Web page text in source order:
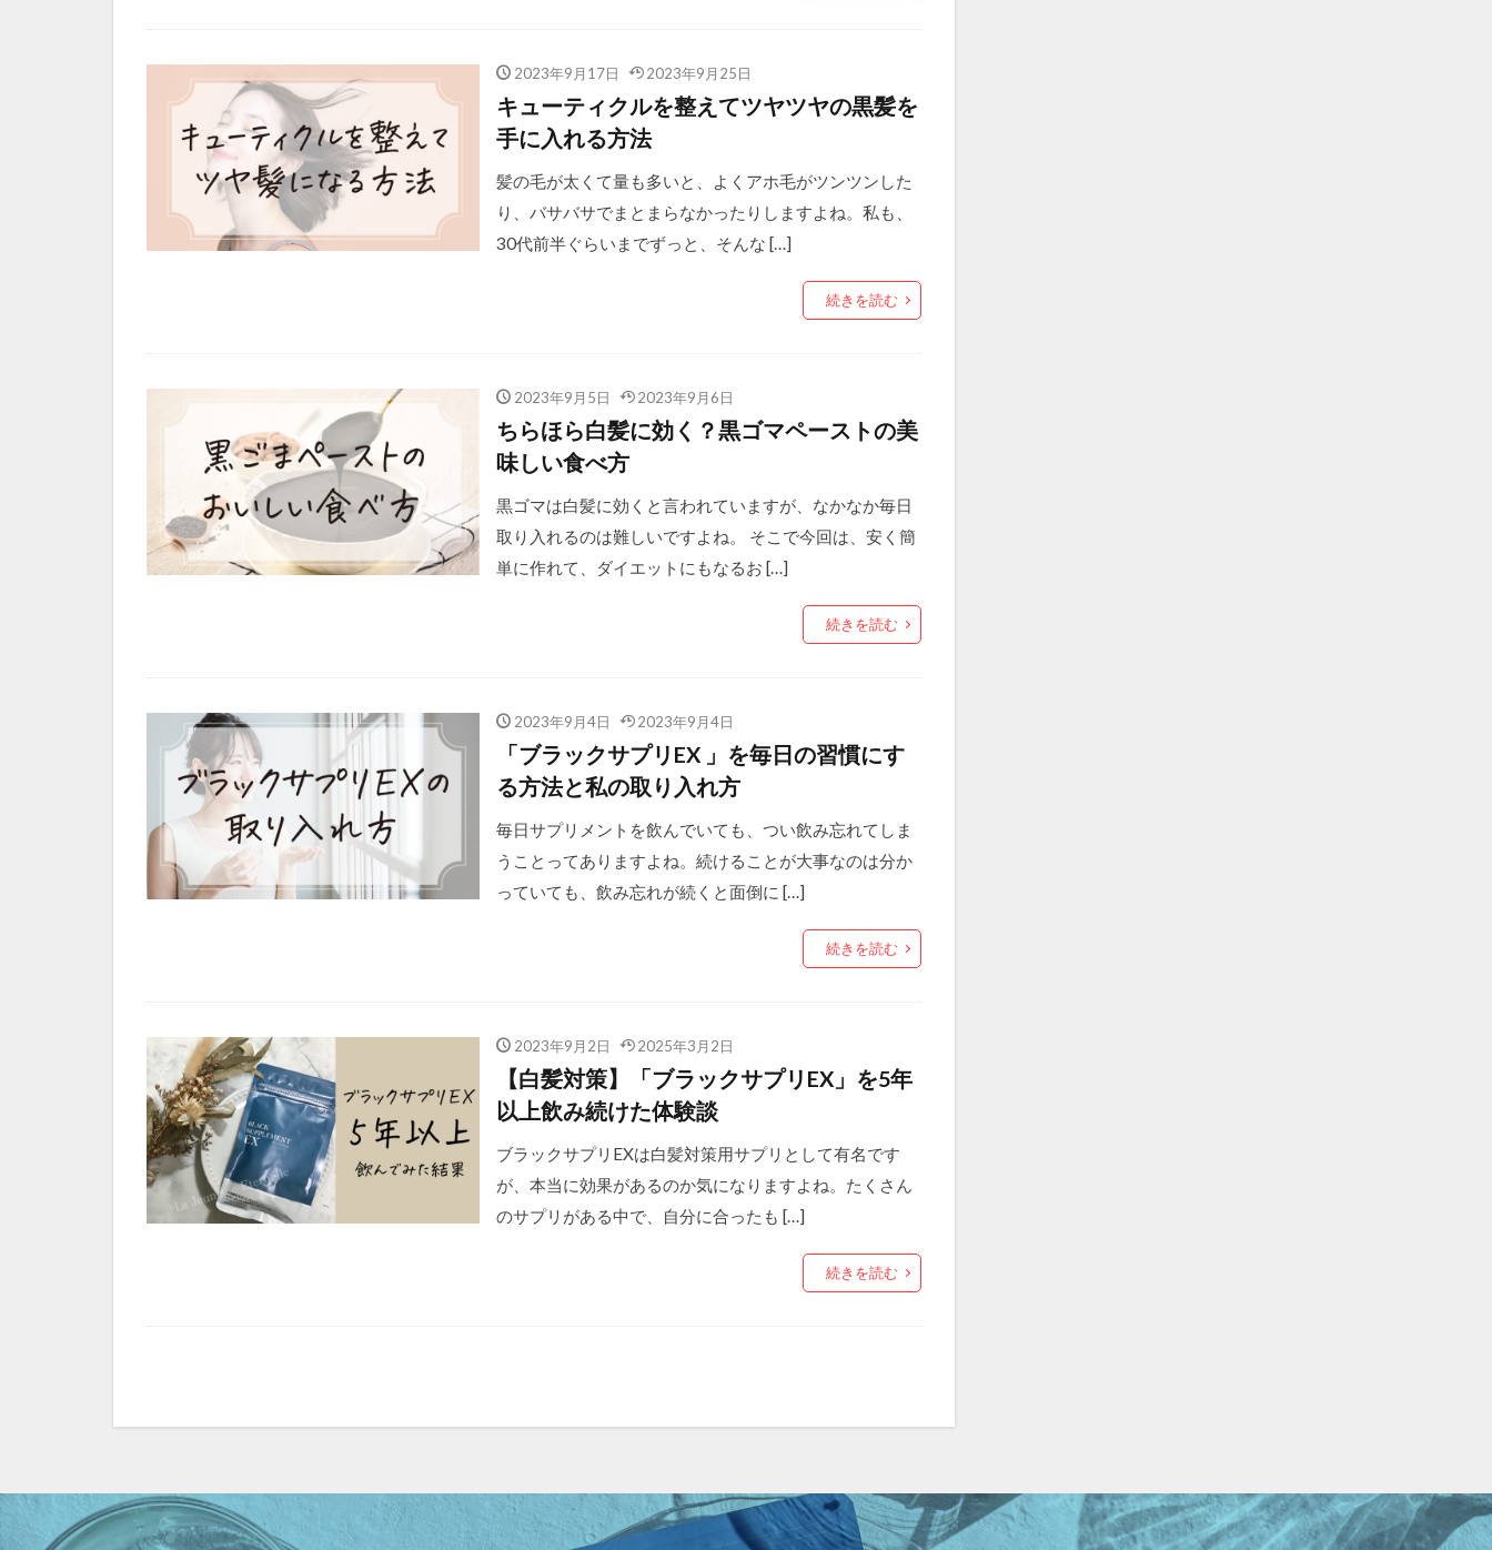
2023年9月17日 2023年9月25日
キューティクルを整えてツヤツヤの黒髪を
手に入れる方法
髪の毛が太くて量も多いと、よくアホ毛がツンツンした
り、バサバサでまとまらなかったりしますよね。私も、
30代前半ぐらいまでずっと、そんな […]
続きを読む
2023年9月5日 2023年9月6日
ちらほら白髪に効く？黒ゴマペーストの美
味しい食べ方
黒ゴマは白髪に効くと言われていますが、なかなか毎日
取り入れるのは難しいですよね。 そこで今回は、安く簡
単に作れて、ダイエットにもなるお […]
続きを読む
2023年9月4日 2023年9月4日
「ブラックサプリEX 」を毎日の習慣にす
る方法と私の取り入れ方
毎日サプリメントを飲んでいても、つい飲み忘れてしま
うことってありますよね。続けることが大事なのは分か
っていても、飲み忘れが続くと面倒に […]
続きを読む
2023年9月2日 2025年3月2日
【白髪対策】「ブラックサプリEX」を5年
以上飲み続けた体験談
ブラックサプリEXは白髪対策用サプリとして有名です
が、本当に効果があるのか気になりますよね。たくさん
のサプリがある中で、自分に合ったも […]
続きを読む